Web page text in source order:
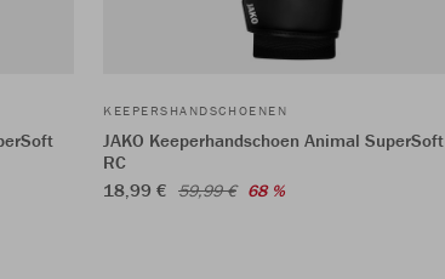
KEEPERSHANDSCHOENEN
JAKO Keeperhandschoen Animal SuperSoft
RC
18,99 € 59,99 € 68 %